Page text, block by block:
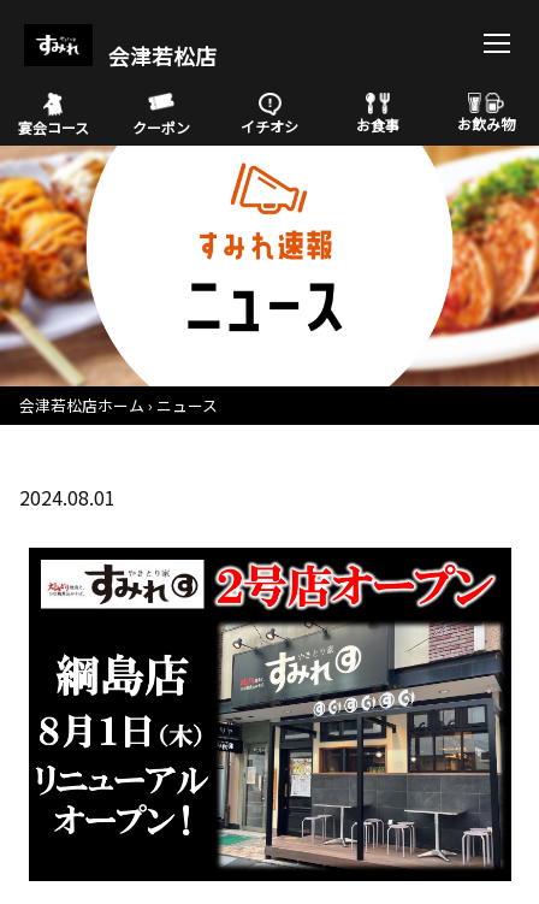
会津若松店
宴会コース クーポン イチオシ お食事 お飲み物
会津若松店ホーム ニュース
2024.08.01